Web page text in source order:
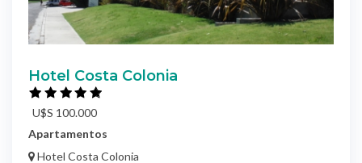
Hotel Costa Colonia
U$S 100.000
Apartamentos
Hotel Costa Colonia